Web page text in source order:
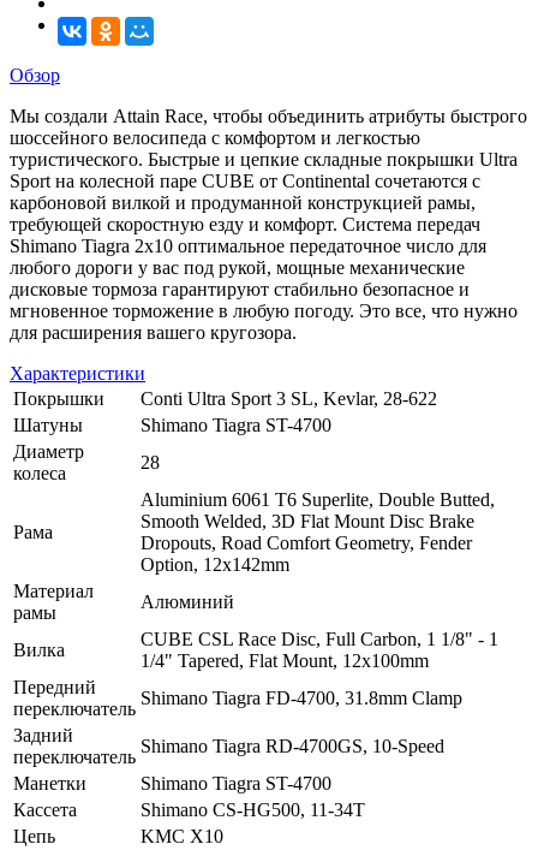
Обзор
Мы создали Attain Race, чтобы объединить атрибуты быстрого
шоссейного велосипеда с комфортом и легкостью
туристического. Быстрые и цепкие складные покрышки Ultra
Sport на колесной паре CUBE от Continental сочетаются с
карбоновой вилкой и продуманной конструкцией рамы,
требующей скоростную езду и комфорт. Система передач
Shimano Tiagra 2x10 оптимальное передаточное число для
любого дороги у вас под рукой, мощные механические
дисковые тормоза гарантируют стабильно безопасное и
мгновенное торможение в любую погоду. Это все, что нужно
для расширения вашего кругозора.
Характеристики
Покрышки
Conti Ultra Sport 3 SL, Kevlar, 28-622
Шатуны
Shimano Tiagra ST-4700
Диаметр
колеса
28
Рама
Aluminium 6061 T6 Superlite, Double Butted,
Smooth Welded, 3D Flat Mount Disc Brake
Dropouts, Road Comfort Geometry, Fender
Option, 12x142mm
Материал
рамы
Алюминий
Вилка
CUBE CSL Race Disc, Full Carbon, 1 1/8" - 1
1/4" Tapered, Flat Mount, 12x100mm
Передний
переключатель
Shimano Tiagra FD-4700, 31.8mm Clamp
Задний
переключатель
Shimano Tiagra RD-4700GS, 10-Speed
Манетки
Shimano Tiagra ST-4700
Кассета
Shimano CS-HG500, 11-34T
Цепь
KMC X10